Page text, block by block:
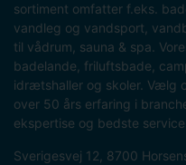
sortiment omfatter f.eks.
vandleg og vandsport,
til vådrum, sauna & spa.
badelande, friluftsbade,
idrætshaller og skoler. Vælg
over 50 års erfaring i
ekspertise og bedste service.
Sverigesvej 12, 8700